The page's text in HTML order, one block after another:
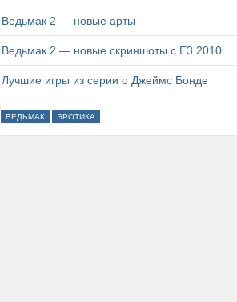
Ведьмак 2 — новые арты
Ведьмак 2 — новые скриншоты с E3 2010
Лучшие игры из серии о Джеймс Бонде
ВЕДЬМАК ЭРОТИКА